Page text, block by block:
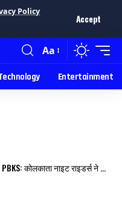
Policy
Accept
Aa
Entertainment
राइडर्स ने टॉस जीतकर पहले बल्लेबाजी करने का फैसला किया है।